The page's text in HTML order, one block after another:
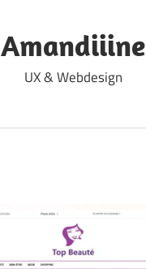
Amandiiine
UX & Webdesign